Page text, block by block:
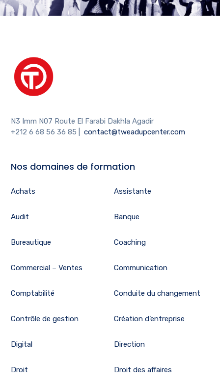
N3 Imm N07 Route El Farabi Dakhla Agadir
+212 6 68 56 36 85
|contact@tweadupcenter.com
Nos domaines de formation
Achats Assistante
Audit Banque
Bureautique Coaching
Commercial – Ventes Communication
Comptabilité Conduite du changement
Contrôle de gestion Création d’entreprise
Digital Direction
Droit Droit des affaires